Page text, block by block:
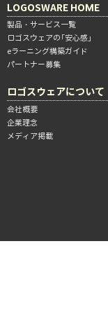
LOGOSWARE HOME
製品・サービス一覧
ロゴスウェアの「安心感」
eラーニング構築ガイド
パートナー募集
ロゴスウェアについて
会社概要
企業理念
メディア掲載